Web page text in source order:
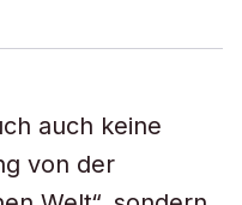
auch keine
von der